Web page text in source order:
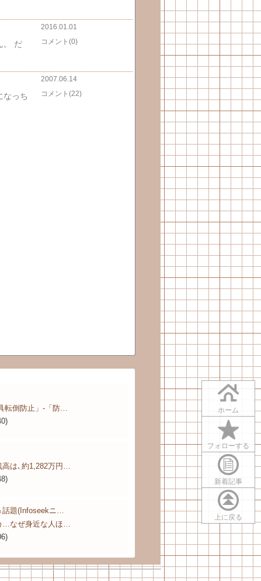
ホーム
フォローする
新着記事
上に戻る
。 だ
2016.01.01
コメント(0)
なっち
2007.06.14
コメント(22)
転倒防止」‐「防…
は､約1,282万円…
題(Infoseekニ…
…なぜ身近な人ほ…